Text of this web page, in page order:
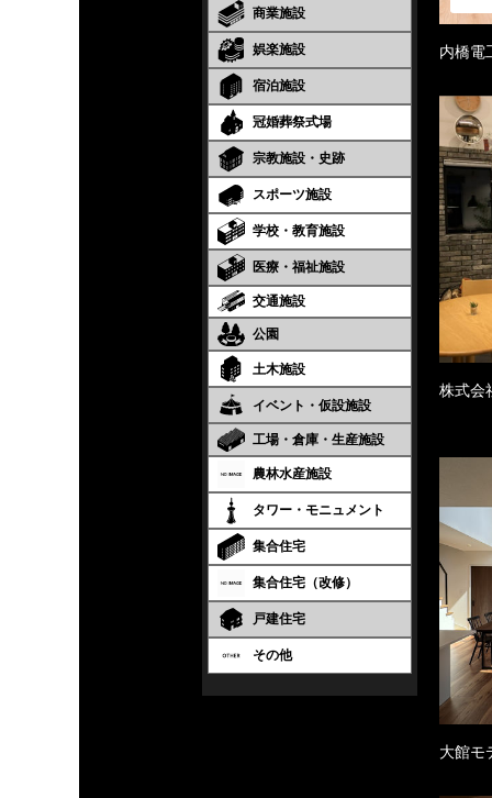
商業施設
娯楽施設
宿泊施設
冠婚葬祭式場
宗教施設・史跡
スポーツ施設
学校・教育施設
医療・福祉施設
交通施設
公園
土木施設
イベント・仮設施設
工場・倉庫・生産施設
農林水産施設
タワー・モニュメント
集合住宅
集合住宅（改修）
戸建住宅
その他
内橋電
株式会
大館モ